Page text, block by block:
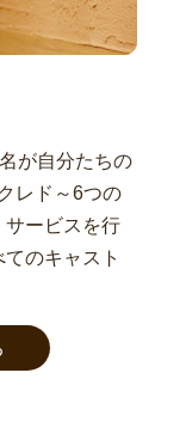
が自分たちの
レド～6つの
サービスを行
のキャスト